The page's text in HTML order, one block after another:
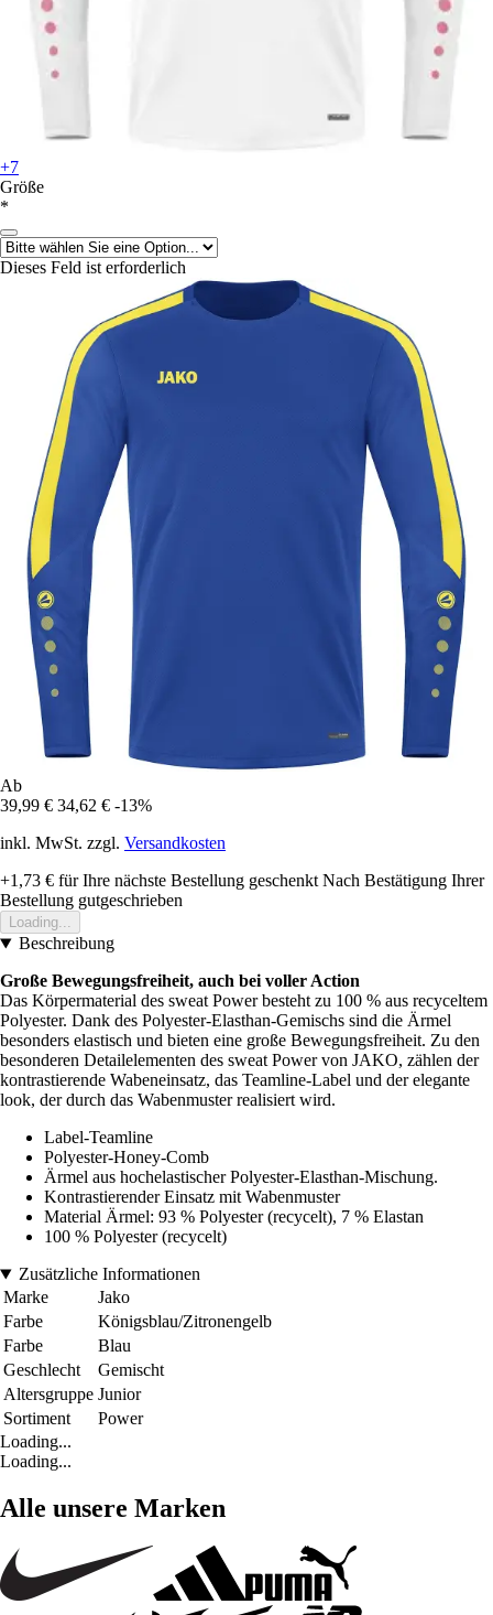
+7
Größe
*
Dieses Feld ist erforderlich
Ab
39,99 € 34,62 € -13%
inkl. MwSt. zzgl. Versandkosten
+1,73 € für Ihre nächste Bestellung geschenkt Nach Bestätigung Ihrer
Bestellung gutgeschrieben
Loading...
Beschreibung
Große Bewegungsfreiheit, auch bei voller Action
Das Körpermaterial des sweat Power besteht zu 100 % aus recyceltem
Polyester. Dank des Polyester-Elasthan-Gemischs sind die Ärmel
besonders elastisch und bieten eine große Bewegungsfreiheit. Zu den
besonderen Detailelementen des sweat Power von JAKO, zählen der
kontrastierende Wabeneinsatz, das Teamline-Label und der elegante
look, der durch das Wabenmuster realisiert wird.
Label-Teamline
Polyester-Honey-Comb
Ärmel aus hochelastischer Polyester-Elasthan-Mischung.
Kontrastierender Einsatz mit Wabenmuster
Material Ärmel: 93 % Polyester (recycelt), 7 % Elastan
100 % Polyester (recycelt)
Zusätzliche Informationen
Marke
Jako
Farbe
Königsblau/Zitronengelb
Farbe
Blau
Geschlecht
Gemischt
Altersgruppe Junior
Sortiment
Power
Loading...
Loading...
Alle unsere Marken